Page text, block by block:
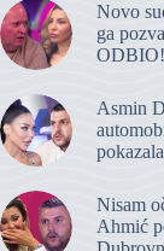
Novo
ga
ODBIO!
Asmin
Nisam
Ahmić